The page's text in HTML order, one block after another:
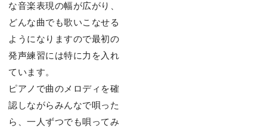
な⾳楽表現の幅が広がり、
どんな曲でも歌いこなせる
ようになりますので最初の
発声練習には特に⼒を⼊れ
ています。
ピアノで曲のメロディを確
認しながらみんなで唄った
ら、⼀⼈ずつでも唄ってみ